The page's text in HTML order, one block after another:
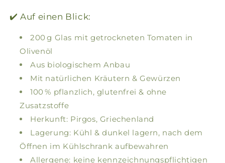
✔️ Auf einen Blick:
200 g Glas mit getrockneten Tomaten in
Olivenöl
Aus biologischem Anbau
Mit natürlichen Kräutern & Gewürzen
100 % pflanzlich, glutenfrei & ohne
Zusatzstoffe
Herkunft: Pirgos, Griechenland
Lagerung: Kühl & dunkel lagern, nach dem
Öffnen im Kühlschrank aufbewahren
Allergene: keine kennzeichnungspflichtigen